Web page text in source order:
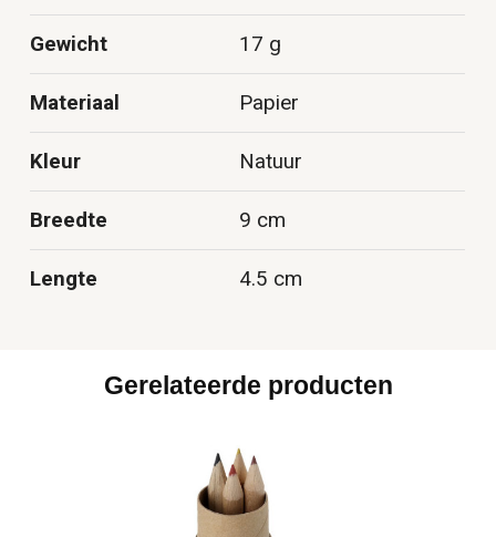
Gewicht 17 g
Materiaal Papier
Kleur Natuur
Breedte 9 cm
Lengte 4.5 cm
Gerelateerde producten